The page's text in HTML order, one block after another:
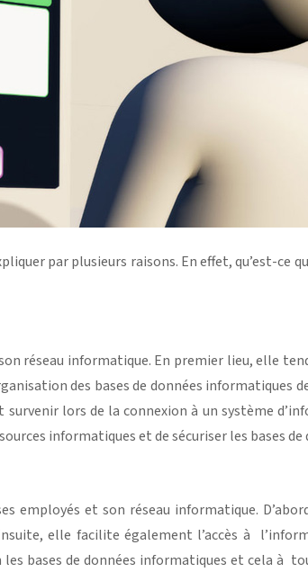
par plusieurs raisons. En effet, qu’est-ce
réseau informatique. En premier lieu, elle
des bases de données informatiques
lors de la connexion à un système
informatiques et de sécuriser les bases de
employés et son réseau informatique.
elle facilite également l’accès à
bases de données informatiques et cela à